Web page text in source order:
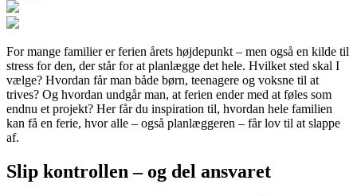
For mange familier er ferien årets højdepunkt – men også en kilde til
stress for den, der står for at planlægge det hele. Hvilket sted skal I
vælge? Hvordan får man både børn, teenagere og voksne til at
trives? Og hvordan undgår man, at ferien ender med at føles som
endnu et projekt? Her får du inspiration til, hvordan hele familien
kan få en ferie, hvor alle – også planlæggeren – får lov til at slappe
af.
Slip kontrollen – og del ansvaret